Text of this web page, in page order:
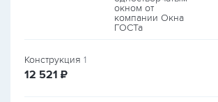
Конструкция 1
12 521 руб.
₽